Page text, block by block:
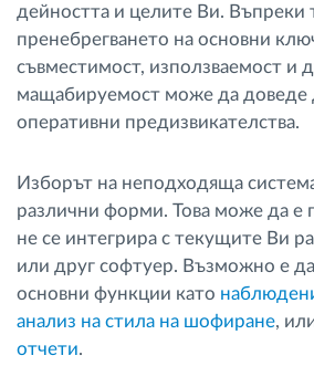
дейността и целите Ви. Въпреки
пренебрегването на основни
съвместимост, използваемост и
мащабируемост може да доведе
оперативни предизвикателства.
Изборът на неподходяща
различни форми. Това може да е
не се интегрира с текущите Ви
или друг софтуер. Възможно е
основни функции като
анализ на стила на шофиране,
отчети.